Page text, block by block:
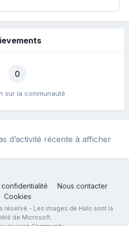
0
sur la communauté
d’activité récente à afficher
Nous contacter
Cookies
réservé - Les images de Halo sont la
de Microsoft.